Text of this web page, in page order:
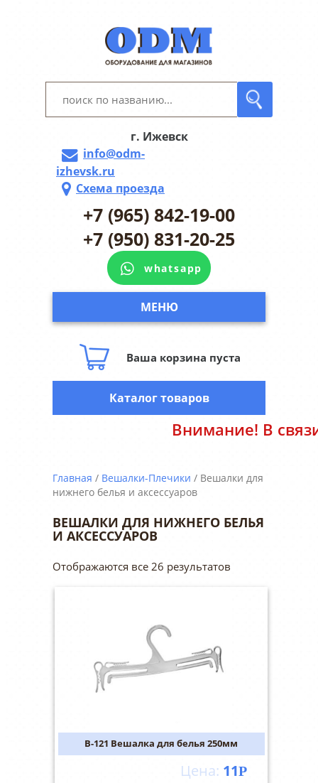
г. Ижевск
info@odm-
izhevsk.ru
Схема проезда
+7 (965) 842-19-00
+7 (950) 831-20-25
whatsapp
МЕНЮ
Ваша корзина пуста
Внимание! В связи с нестабильным
Каталог товаров
Главная / Вешалки-Плечики / Вешалки для
нижнего белья и аксессуаров
ВЕШАЛКИ ДЛЯ НИЖНЕГО БЕЛЬЯ
И АКСЕССУАРОВ
Отображаются все 26 результатов
В-121 Вешалка для белья 250мм
11Р